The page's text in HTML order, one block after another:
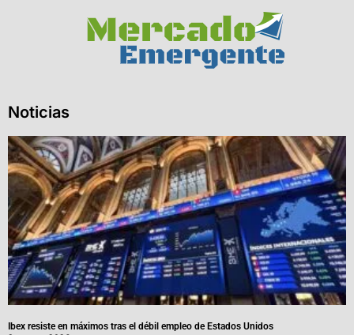
Noticias
Ibex resiste en máximos tras el débil empleo de Estados Unidos